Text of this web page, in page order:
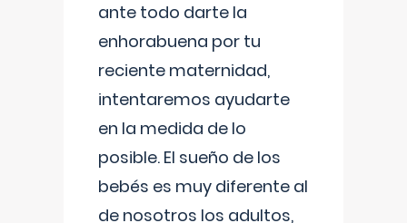
ante todo darte la
enhorabuena por tu
reciente maternidad,
intentaremos ayudarte
en la medida de lo
posible. El sueño de los
bebés es muy diferente al
de nosotros los adultos,